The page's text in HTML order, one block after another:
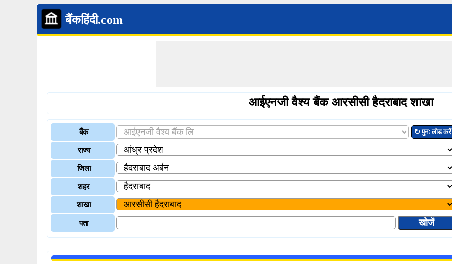
बैंकहिंदी.com
आईएनजी वैश्य बैंक आरसीसी हैदराबाद शाखा
बैंक ↻ पुनः लोड करें
राज्य
जिला
शहर
शाखा
पता